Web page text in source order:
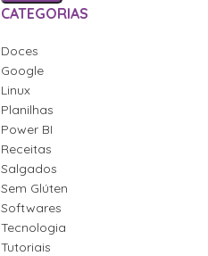
CATEGORIAS
Doces
Google
Linux
Planilhas
Power BI
Receitas
Salgados
Sem Glúten
Softwares
Tecnologia
Tutoriais